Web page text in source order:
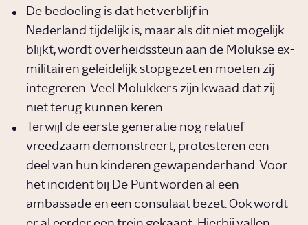
De bedoeling is dat het verblijf in
Nederland tijdelijk is, maar als dit niet mogelijk
blijkt, wordt overheidssteun aan de Molukse ex-
militairen geleidelijk stopgezet en moeten zij
integreren. Veel Molukkers zijn kwaad dat zij
niet terug kunnen keren.
Terwijl de eerste generatie nog relatief
vreedzaam demonstreert, protesteren een
deel van hun kinderen gewapenderhand. Voor
het incident bij De Punt worden al een
ambassade en een consulaat bezet. Ook wordt